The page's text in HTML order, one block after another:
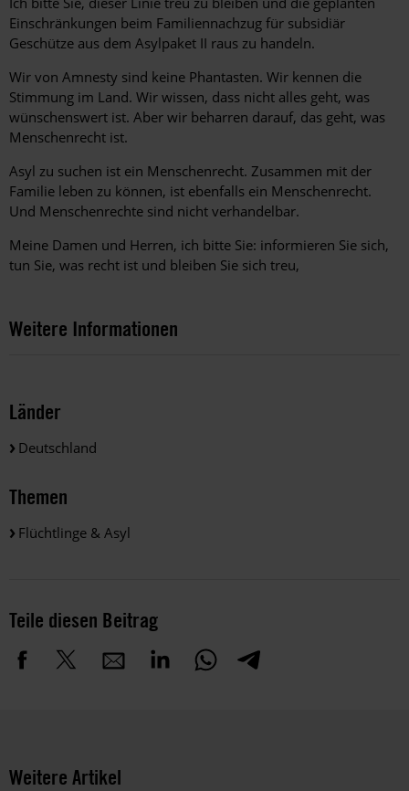
Einschränkungen beim Familiennachzug für subsidiär
Geschütze aus dem Asylpaket II raus zu handeln.
Wir von Amnesty sind keine Phantasten. Wir kennen die
Stimmung im Land. Wir wissen, dass nicht alles geht, was
wünschenswert ist. Aber wir beharren darauf, das geht, was
Menschenrecht ist.
Asyl zu suchen ist ein Menschenrecht. Zusammen mit der
Familie leben zu können, ist ebenfalls ein Menschenrecht.
Und Menschenrechte sind nicht verhandelbar.
Meine Damen und Herren, ich bitte Sie: informieren Sie sich,
tun Sie, was recht ist und bleiben Sie sich treu,
Weitere Informationen
Länder
Deutschland
Themen
Flüchtlinge & Asyl
Teile diesen Beitrag
Weitere Artikel